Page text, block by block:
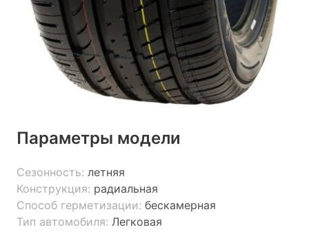
Параметры модели
Сезонность: летняя
Конструкция: радиальная
Способ герметизации: бескамерная
Тип автомобиля: Легковая